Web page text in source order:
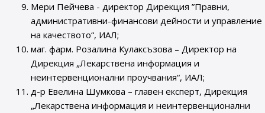
Мери Пейчева - директор Дирекция ”Правни,
административни-финансови дейности и управление
на качеството“, ИАЛ;
маг. фарм. Розалина Кулаксъзова – Директор на
Дирекция „Лекарствена информация и
неинтервенционални проучвания“, ИАЛ;
д-р Евелина Шумкова – главен експерт, Дирекция
„Лекарствена информация и неинтервенционални